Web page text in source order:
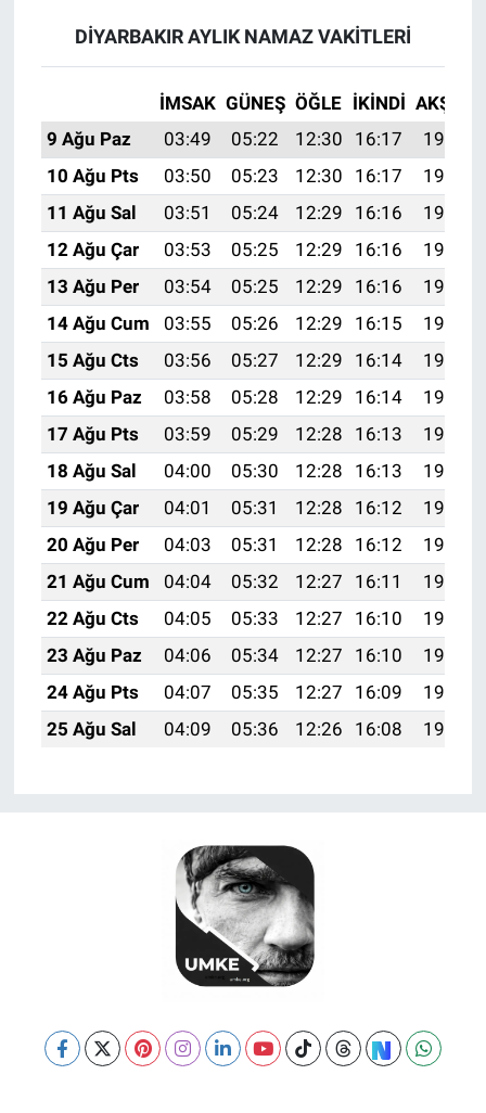
DIYARBAKIR AYLIK NAMAZ VAKITLERI
İMSAK GÜNEŞ ÖĞLE İKINDI AKŞAM
9 Ağu Paz
03:49 05:22 12:30 16:17
19:28
10 Ağu Pts
03:50 05:23 12:30 16:17
19:26
11 Ağu Sal
03:51 05:24 12:29 16:16
19:25
12 Ağu Çar
03:53 05:25 12:29 16:16
19:24
13 Ağu Per
03:54 05:25 12:29 16:16
19:23
14 Ağu Cum
03:55 05:26 12:29 16:15
19:22
15 Ağu Cts
03:56 05:27 12:29 16:14
19:20
16 Ağu Paz
03:58 05:28 12:29 16:14
19:19
17 Ağu Pts
03:59 05:29 12:28 16:13
19:18
18 Ağu Sal
04:00 05:30 12:28 16:13
19:17
19 Ağu Çar
04:01 05:31 12:28 16:12
19:15
20 Ağu Per
04:03 05:31 12:28 16:12
19:14
21 Ağu Cum
04:04 05:32 12:27 16:11
19:13
22 Ağu Cts
04:05 05:33 12:27 16:10
19:11
23 Ağu Paz
04:06 05:34 12:27 16:10
19:10
24 Ağu Pts
04:07 05:35 12:27 16:09
19:08
25 Ağu Sal
04:09 05:36 12:26 16:08 19:07